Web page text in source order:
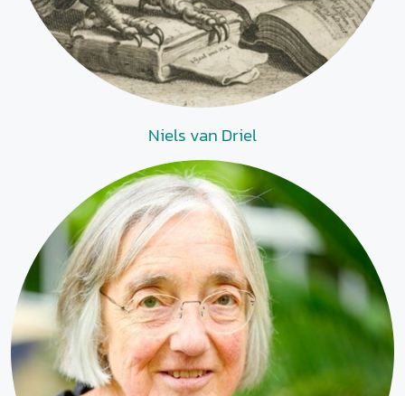
Niels van Driel